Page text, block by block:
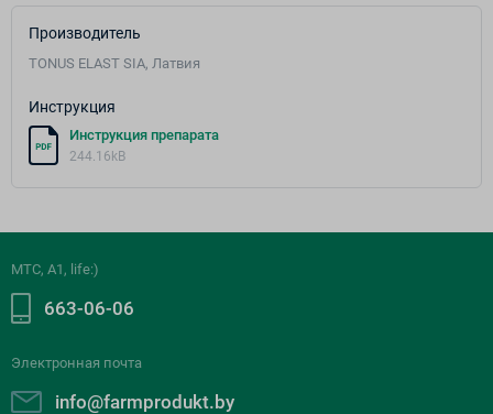
Производитель
TONUS ELAST SIA, Латвия
Инструкция
Инструкция препарата
244.16kB
МТС, A1, life:)
663-06-06
Электронная почта
info@farmprodukt.by